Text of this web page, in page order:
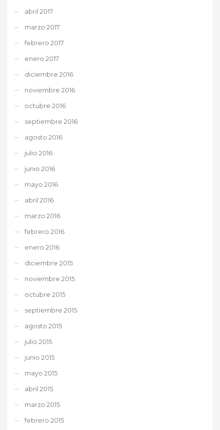
abril 2017
marzo 2017
febrero 2017
enero 2017
diciembre 2016
noviembre 2016
octubre 2016
septiembre 2016
agosto 2016
julio 2016
junio 2016
mayo 2016
abril 2016
marzo 2016
febrero 2016
enero 2016
diciembre 2015
noviembre 2015
octubre 2015
septiembre 2015
agosto 2015
julio 2015
junio 2015
mayo 2015
abril 2015
marzo 2015
febrero 2015